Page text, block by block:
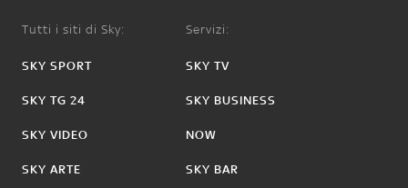
Tutti i siti di Sky:
SKY SPORT
SKY TG 24
SKY VIDEO
SKY ARTE
Servizi:
SKY TV
SKY BUSINESS
NOW
SKY BAR